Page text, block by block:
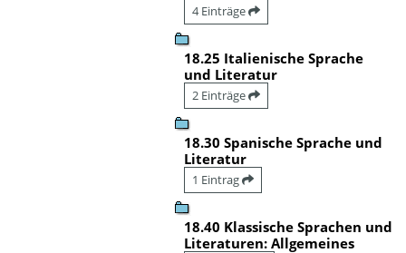
4 Einträge
18.25 Italienische Sprache
und Literatur
2 Einträge
18.30 Spanische Sprache und
Literatur
1 Eintrag
18.40 Klassische Sprachen und
Literaturen: Allgemeines